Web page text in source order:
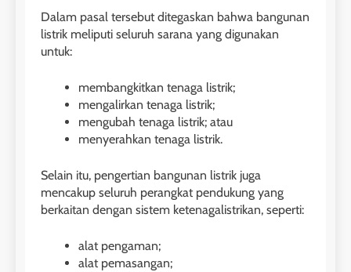
Dalam pasal tersebut ditegaskan bahwa bangunan
listrik meliputi seluruh sarana yang digunakan
untuk:
membangkitkan tenaga listrik;
mengalirkan tenaga listrik;
mengubah tenaga listrik; atau
menyerahkan tenaga listrik.
Selain itu, pengertian bangunan listrik juga
mencakup seluruh perangkat pendukung yang
berkaitan dengan sistem ketenagalistrikan, seperti:
alat pengaman;
alat pemasangan;